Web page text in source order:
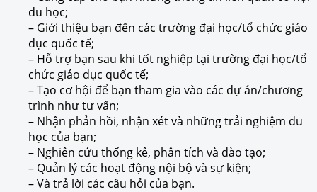
du học;
– Giới thiệu bạn đến các trường đại học/tổ chức giáo
dục quốc tế;
– Hỗ trợ bạn sau khi tốt nghiệp tại trường đại học/tổ
chức giáo dục quốc tế;
– Tạo cơ hội để bạn tham gia vào các dự án/chương
trình như tư vấn;
– Nhận phản hồi, nhận xét và những trải nghiệm du
học của bạn;
– Nghiên cứu thống kê, phân tích và đào tạo;
– Quản lý các hoạt động nội bộ và sự kiện;
– Và trả lời các câu hỏi của bạn.